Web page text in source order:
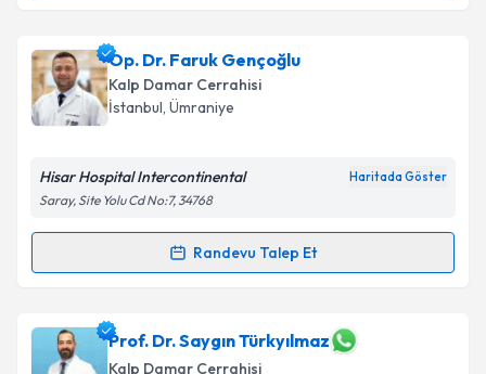
Prof. Dr. Ahmet Yavuz Balcıiçin randevu takvimi
talebi oluşturun. Size bu uzmandan randevu almanız
için bir takvim hazırlandığında e-posta ile
bilgilendireceğiz.
Kişisel verilerimin işlenmesine ilişkinAydınlatma
kapsamda işlenmesini kabul ediyorum.
Op. Dr. Faruk Gençoğlu
Kalp Damar Cerrahisi
İstanbul, Ümraniye
Hisar Hospital Intercontinental Haritada Göster
Saray, Site Yolu Cd No:7, 34768
Randevu Talep Et
Randevu Takvimi Talebi
Op. Dr. Faruk Gençoğluiçin randevu takvimi talebi
oluşturun. Size bu uzmandan randevu almanız için bir
Prof. Dr. Saygın Türkyılmaz
Kalp Damar Cerrahisi